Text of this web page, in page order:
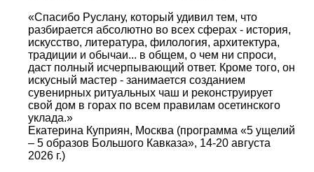
«Спасибо Руслану, который удивил тем, что
разбирается абсолютно во всех сферах - история,
искусство, литература, филология, архитектура,
традиции и обычаи... в общем, о чем ни спроси,
даст полный исчерпывающий ответ. Кроме того, он
искусный мастер - занимается созданием
сувенирных ритуальных чаш и реконструирует
свой дом в горах по всем правилам осетинского
уклада.»
Екатерина Куприян, Москва (программа «5 ущелий
– 5 образов Большого Кавказа», 14-20 августа
2026 г.)